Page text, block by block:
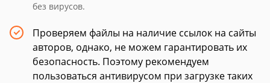
без вирусов.
Проверяем файлы на наличие ссылок на сайты
авторов, однако, не можем гарантировать их
безопасность. Поэтому рекомендуем
пользоваться антивирусом при загрузке таких